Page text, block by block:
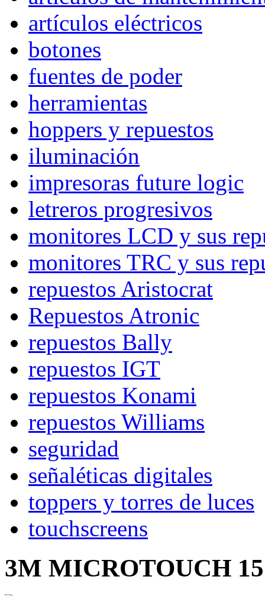
artículos eléctricos
botones
fuentes de poder
herramientas
hoppers y repuestos
iluminación
impresoras future logic
letreros progresivos
monitores LCD y sus
monitores TRC y sus
repuestos Aristocrat
Repuestos Atronic
repuestos Bally
repuestos IGT
repuestos Konami
repuestos Williams
seguridad
señaléticas digitales
toppers y torres de luces
touchscreens
3M MICROTOUCH